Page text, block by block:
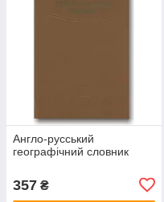
Англо-русський
географічний словник
357 ₴